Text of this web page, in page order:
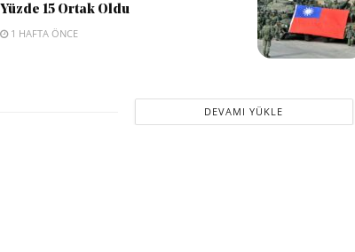
Yüzde 15 Ortak Oldu
1 HAFTA ÖNCE
DEVAMI YÜKLE